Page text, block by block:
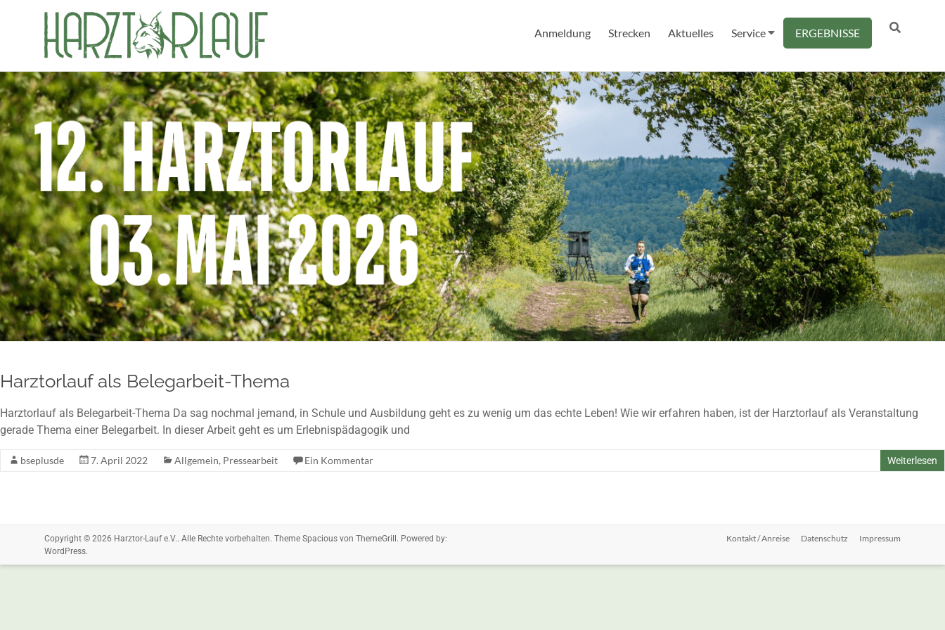
Anmeldung Strecken Aktuelles Service ERGEBNISSE
Harztorlauf als Belegarbeit-Thema
Harztorlauf als Belegarbeit-Thema Da sag nochmal jemand, in Schule und Ausbildung geht es zu wenig um das echte Leben! Wie wir erfahren haben, ist der Harztorlauf als Veranstaltung
gerade Thema einer Belegarbeit. In dieser Arbeit geht es um Erlebnispädagogik und
bseplusde 7. April 2022 Allgemein, Pressearbeit Ein Kommentar Weiterlesen
Copyright © 2026 Harztor-Lauf e.V.. Alle Rechte vorbehalten. Theme Spacious von ThemeGrill. Powered by:
WordPress.
Kontakt / Anreise Datenschutz Impressum